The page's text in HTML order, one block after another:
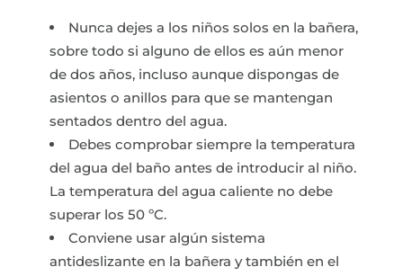
Nunca dejes a los niños solos en la bañera,
sobre todo si alguno de ellos es aún menor
de dos años, incluso aunque dispongas de
asientos o anillos para que se mantengan
sentados dentro del agua.
Debes comprobar siempre la temperatura
del agua del baño antes de introducir al niño.
La temperatura del agua caliente no debe
superar los 50 ºC.
Conviene usar algún sistema
antideslizante en la bañera y también en el